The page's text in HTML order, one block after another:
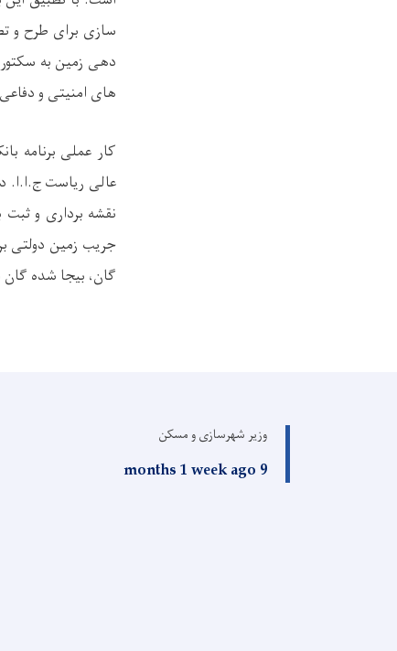
سازی برای طرح و
دهی زمین به
های امنیتی و
گان، بیجا شده
وزیر شهرسازی و مسکن
9 months 1 week ago